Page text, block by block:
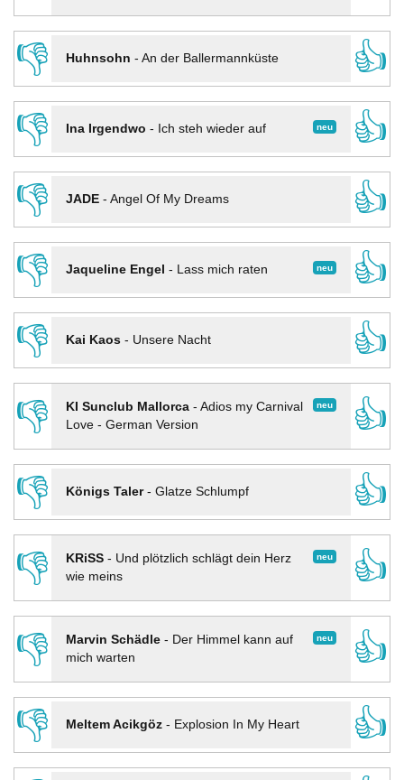
👎
Huhnsohn - An der Ballermannküste
👍
👎
neu
Ina Irgendwo - Ich steh wieder auf
👍
👎
JADE- Angel Of My Dreams
👍
👎
neu
Jaqueline Engel - Lass mich raten
👍
👎
Kai Kaos- Unsere Nacht
👍
👎
neu
KI Sunclub Mallorca- Adios my Carnival
Love - German Version
👍
👎
Königs Taler- Glatze Schlumpf
👍
👎
neu
KRiSS- Und plötzlich schlägt dein Herz
wie meins
👍
👎 neu
Marvin Schädle- Der Himmel kann auf
mich warten
👍
👎
Meltem Acikgöz- Explosion In My Heart
👍